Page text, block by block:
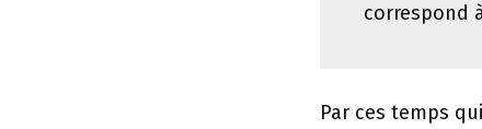
correspond
Par ces temps